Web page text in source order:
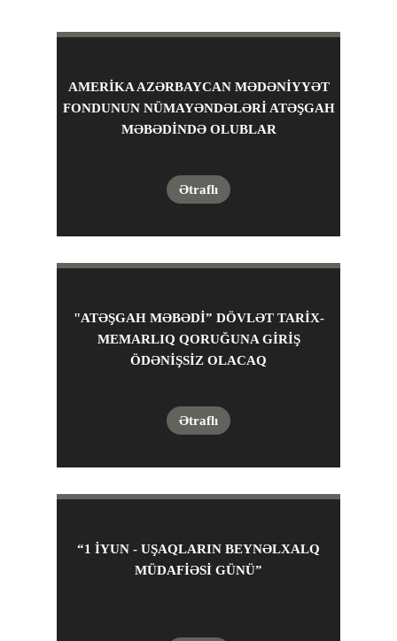
AMERIKA AZƏRBAYCAN MƏDƏNIYYƏT
FONDUNUN NÜMAYƏNDƏLƏRI ATƏŞGAH
MƏBƏDINDƏ OLUBLAR
Ətraflı
"ATƏŞGAH MƏBƏDİ” DÖVLƏT TARİX-
MEMARLIQ QORUĞUNA GİRİŞ
ÖDƏNİŞSİZ OLACAQ
Ətraflı
“1 IYUN - UŞAQLARIN BEYNƏLXALQ
MÜDAFIƏSI GÜNÜ”